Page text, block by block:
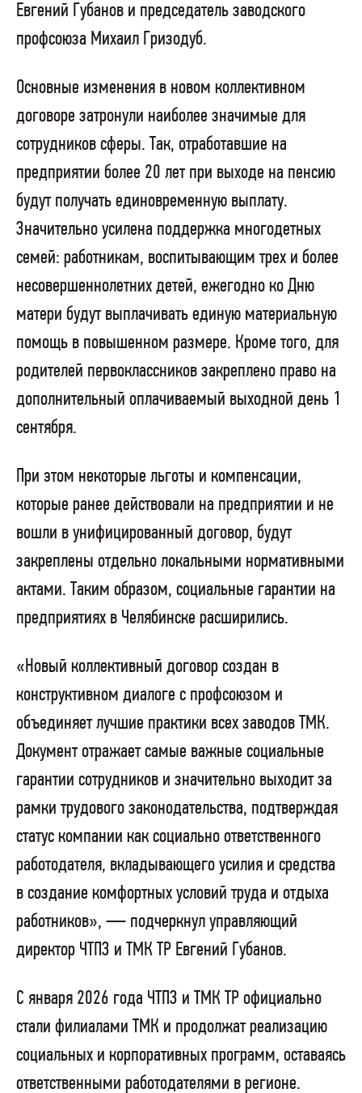
Евгений Губанов и председатель заводского
профсоюза Михаил Гризодуб.
Основные изменения в новом коллективном
договоре затронули наиболее значимые для
сотрудников сферы. Так, отработавшие на
предприятии более 20 лет при выходе на пенсию
будут получать единовременную выплату.
Значительно усилена поддержка многодетных
семей: работникам, воспитывающим трех и более
несовершеннолетних детей, ежегодно ко Дню
матери будут выплачивать единую материальную
помощь в повышенном размере. Кроме того, для
родителей первоклассников закреплено право на
дополнительный оплачиваемый выходной день 1
сентября.
При этом некоторые льготы и компенсации,
которые ранее действовали на предприятии и не
вошли в унифицированный договор, будут
закреплены отдельно локальными нормативными
актами. Таким образом, социальные гарантии на
предприятиях в Челябинске расширились.
«Новый коллективный договор создан в
конструктивном диалоге с профсоюзом и
объединяет лучшие практики всех заводов ТМК.
Документ отражает самые важные социальные
гарантии сотрудников и значительно выходит за
рамки трудового законодательства, подтверждая
статус компании как социально ответственного
работодателя, вкладывающего усилия и средства
в создание комфортных условий труда и отдыха
работников», — подчеркнул управляющий
директор ЧТПЗ и ТМК ТР Евгений Губанов.
С января 2026 года ЧТПЗ и ТМК ТР официально
стали филиалами ТМК и продолжат реализацию
социальных и корпоративных программ, оставаясь
ответственными работодателями в регионе.